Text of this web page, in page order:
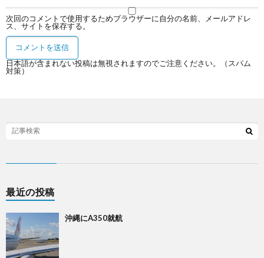
次回のコメントで使用するためブラウザーに自分の名前、メールアドレ
ス、サイトを保存する。
日本語が含まれない投稿は無視されますのでご注意ください。（スパム
対策）
最近の投稿
沖縄にA350就航